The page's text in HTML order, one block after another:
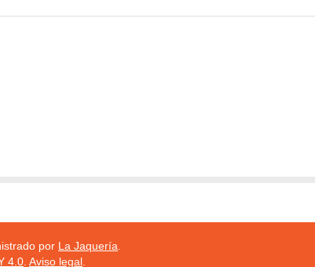
por La Jaquería
4.0 Aviso legal